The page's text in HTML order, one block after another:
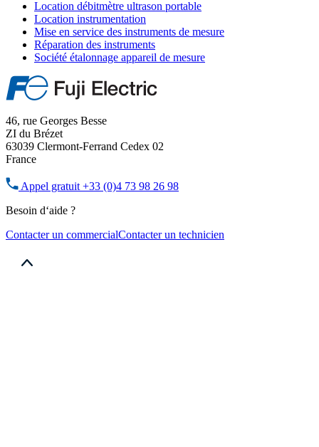
Location débitmètre ultrason portable
Location instrumentation
Mise en service des instruments de mesure
Réparation des instruments
Société étalonnage appareil de mesure
46, rue Georges Besse
ZI du Brézet
63039 Clermont-Ferrand Cedex 02
France
Appel gratuit +33 (0)4 73 98 26 98
Besoin d‘aide ?
Contacter un commercialContacter un technicien